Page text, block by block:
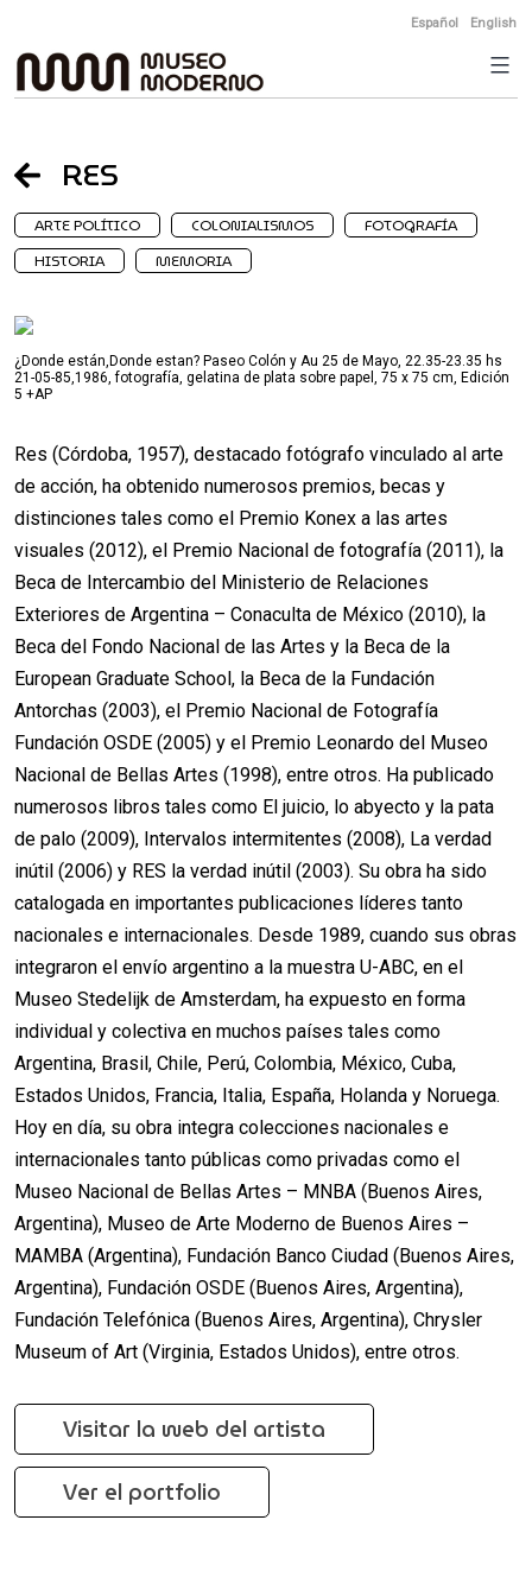
to
content
Español English
RES
ARTE POLÍTICO COLONIALISMOS
FOTOGRAFÍA
HISTORIA
MEMORIA
¿Donde están,Donde estan? Paseo Colón y Au 25 de Mayo, 22.35-23.35 hs
21-05-85,1986, fotografía, gelatina de plata sobre papel, 75 x 75 cm, Edición
5 +AP
Res (Córdoba, 1957), destacado fotógrafo vinculado al arte
de acción, ha obtenido numerosos premios, becas y
distinciones tales como el Premio Konex a las artes
visuales (2012), el Premio Nacional de fotografía (2011), la
Beca de Intercambio del Ministerio de Relaciones
Exteriores de Argentina – Conaculta de México (2010), la
Beca del Fondo Nacional de las Artes y la Beca de la
European Graduate School, la Beca de la Fundación
Antorchas (2003), el Premio Nacional de Fotografía
Fundación OSDE (2005) y el Premio Leonardo del Museo
Nacional de Bellas Artes (1998), entre otros. Ha publicado
numerosos libros tales como El juicio, lo abyecto y la pata
de palo (2009), Intervalos intermitentes (2008), La verdad
inútil (2006) y RES la verdad inútil (2003). Su obra ha sido
catalogada en importantes publicaciones líderes tanto
nacionales e internacionales. Desde 1989, cuando sus obras
integraron el envío argentino a la muestra U-ABC, en el
Museo Stedelijk de Amsterdam, ha expuesto en forma
individual y colectiva en muchos países tales como
Argentina, Brasil, Chile, Perú, Colombia, México, Cuba,
Estados Unidos, Francia, Italia, España, Holanda y Noruega.
Hoy en día, su obra integra colecciones nacionales e
internacionales tanto públicas como privadas como el
Museo Nacional de Bellas Artes – MNBA (Buenos Aires,
Argentina), Museo de Arte Moderno de Buenos Aires –
MAMBA (Argentina), Fundación Banco Ciudad (Buenos Aires,
Argentina), Fundación OSDE (Buenos Aires, Argentina),
Fundación Telefónica (Buenos Aires, Argentina), Chrysler
Museum of Art (Virginia, Estados Unidos), entre otros.
Visitar la web del artista
Ver el portfolio